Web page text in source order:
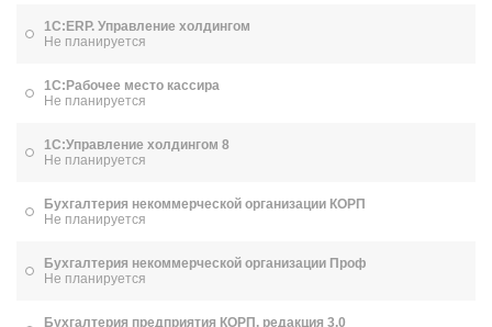
1С:ERP. Управление холдингом
Не планируется
1С:Рабочее место кассира
Не планируется
1С:Управление холдингом 8
Не планируется
Бухгалтерия некоммерческой организации КОРП
Не планируется
Бухгалтерия некоммерческой организации Проф
Не планируется
Бухгалтерия предприятия КОРП, редакция 3.0